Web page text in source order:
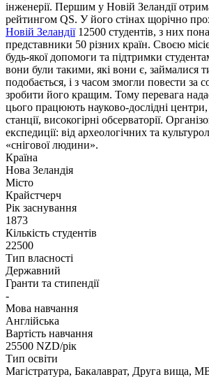
інженерії. Першим у Новій Зеландії
рейтингом QS. У його стінах щорічно
Новій Зеландії12500 студентів, з них
представники 50 різних країн. Своєю
будь-якої допомоги та підтримки
вони були такими, які вони є, займалися
подобається, і з часом змогли повести за
зробити його кращим. Тому перевага
цього працюють науково-дослідні центри,
станції, високогірні обсерваторії.
експедиції: від археологічних та
«снігової людини».
Країна
Нова Зеландія
Місто
Крайстчерч
Рік заснування
1873
Кількість студентів
22500
Тип власності
Державний
Гранти та стипендії
-
Мова навчання
Англійська
Вартість навчання
25500 NZD/рік
Тип освіти
Магістратура, Бакалаврат, Друга вища,